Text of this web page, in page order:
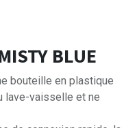
BLUE
bouteille en plastique
lave-vaisselle et ne